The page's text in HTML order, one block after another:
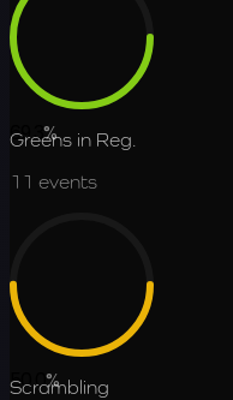
69.3%
Greens in Reg.
11 events
50.0%
Scrambling